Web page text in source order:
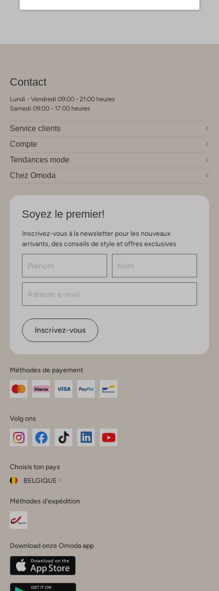
Contact
Lundi - Vendredi 09:00 - 21:00 heures
Samedi 09:00 - 17:00 heures
Service clients
Compte
Tendances mode
Chez Omoda
Soyez le premier!
Inscrivez-vous à la newsletter pour les nouveaux
arrivants, des conseils de style et offres exclusives
Inscrivez-vous
Méthodes de payement
Volg ons
Instagram
Facebook
TikTok
Choisis ton pays
BELGIQUE
ton
pays
Fermer
Belgique(Français)
Deutschland
Méthodes d'expédition
Download onze Omoda app